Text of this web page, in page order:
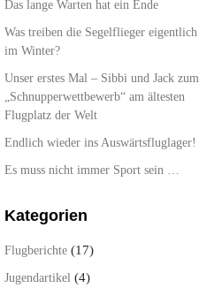
Das lange Warten hat ein Ende
Was treiben die Segelflieger eigentlich
im Winter?
Unser erstes Mal – Sibbi und Jack zum
„Schnupperwettbewerb“ am ältesten
Flugplatz der Welt
Endlich wieder ins Auswärtsfluglager!
Es muss nicht immer Sport sein …
Kategorien
Flugberichte (17)
Jugendartikel (4)